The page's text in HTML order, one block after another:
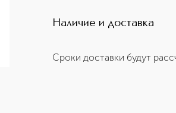
Наличие и доставка
Сроки доставки будут